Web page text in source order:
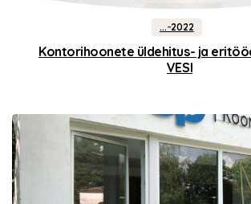
...-2022
Kontorihoonete üldehitus- ja
VESI